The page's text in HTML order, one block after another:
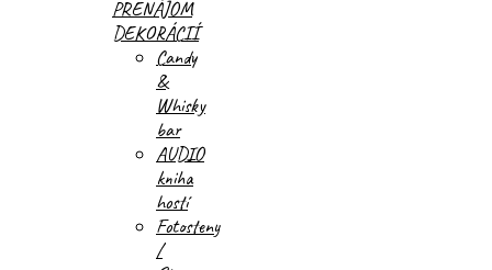
PRENÁJOM
DEKORÁCIÍ
Candy
&
Whisky
bar
AUDIO
kniha
hostí
Fotosteny
/